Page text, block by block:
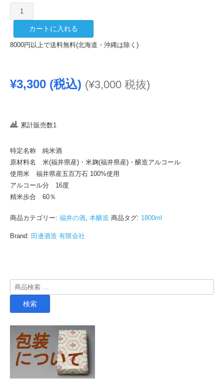
前
純
個
カートに入れる
8000円以上で送料無料(北海道・沖縄は除く)
¥3,300 (税込) (¥3,000 税抜)
累計販売数1
特定名称 純米酒
原材料名 米(福井県産)・米麹(福井県産)・醸造アルコール
使用米 福井県産五百万石 100%使用
アルコール分 16度
精米歩合 60％
商品カテゴリー: 福井の酒, 本醸造 商品タグ: 1800ml
Brand: 田邊酒造 有限会社
検
索
検索